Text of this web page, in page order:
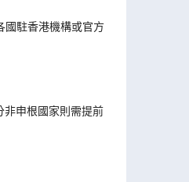
國駐香港機構或官方
非申根國家則需提前